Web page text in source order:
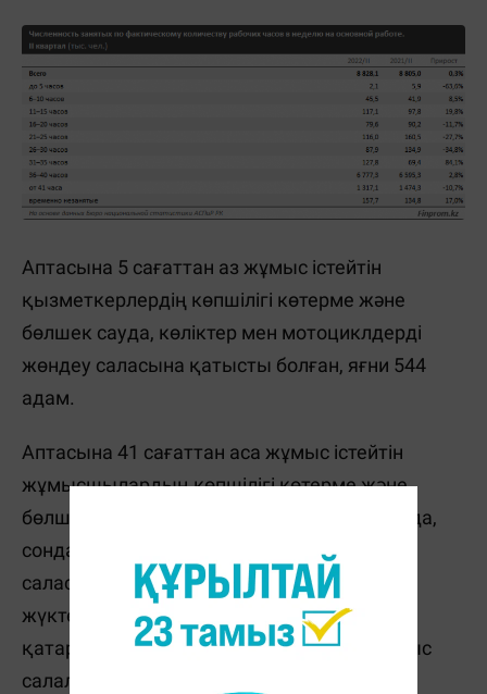
Аптасына 5 сағаттан аз жұмыс істейтін
қызметкерлердің көпшілігі көтерме және
бөлшек сауда, көліктер мен мотоциклдерді
жөндеу саласына қатысты болған, яғни 544
адам.
Аптасына 41 сағаттан аса жұмыс істейтін
жұмысшылардың көпшілігі көтерме және
бөлшек сауда және көлік жөндеу саласында,
сондай-ақ, құрылыс және көлік-логистика
саласында жұмыс істеген. Шамадан тыс
жүктелген кестемен жұмыс істейтіндер
қатарында өнер, ойын-сауық және демалыс
салаларына қатысты адамдар да болған.